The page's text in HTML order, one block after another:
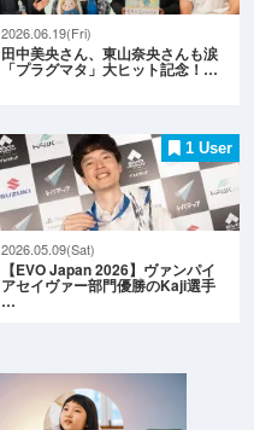
2026.06.19(Fri)
田中美央さん、東山奈央さんも涙
「プラグマタ」大ヒット記念！…
1 User
2026.05.09(Sat)
【EVO Japan 2026】ヴァンパイ
アセイヴァー部門優勝のKaji選手
…